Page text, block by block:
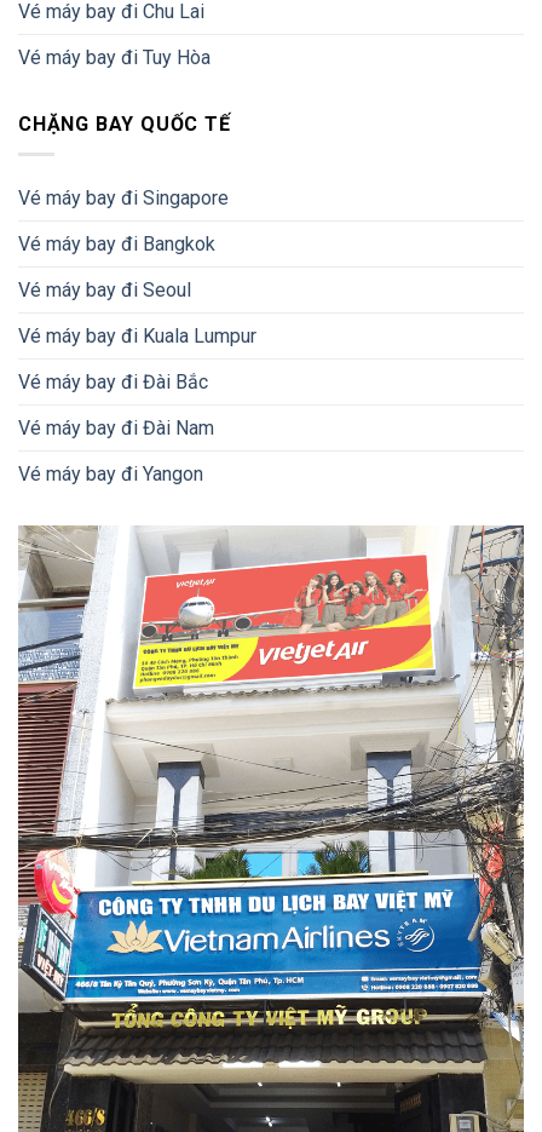
Vé máy bay đi Chu Lai
Vé máy bay đi Tuy Hòa
CHẶNG BAY QUỐC TẾ
Vé máy bay đi Singapore
Vé máy bay đi Bangkok
Vé máy bay đi Seoul
Vé máy bay đi Kuala Lumpur
Vé máy bay đi Đài Bắc
Vé máy bay đi Đài Nam
Vé máy bay đi Yangon